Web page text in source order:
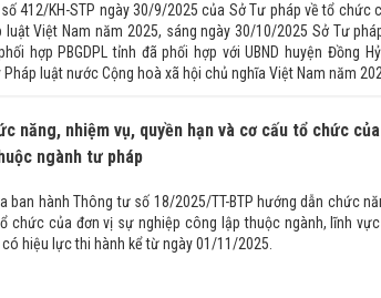
412/KH-STP ngày 30/9/2025 của Sở Tư pháp về tổ chức
Việt Nam năm 2025, sáng ngày 30/10/2025 Sở Tư
hợp PBGDPL tỉnh đã phối hợp với UBND huyện Đồng
luật nước Cộng hoà xã hội chủ nghĩa Việt Nam năm
năng, nhiệm vụ, quyền hạn và cơ cấu tổ chức của
ngành tư pháp
ban hành Thông tư số 18/2025/TT-BTP hướng dẫn chức
chức của đơn vị sự nghiệp công lập thuộc ngành, lĩnh
hiệu lực thi hành kể từ ngày 01/11/2025.